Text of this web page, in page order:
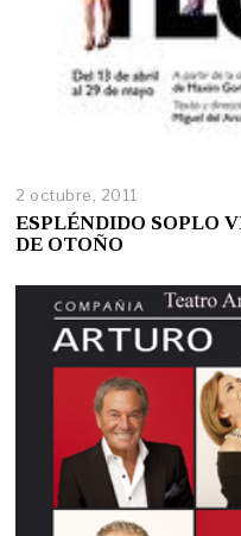
2 octubre, 2011
ESPLÉNDIDO SOPLO
DE OTOÑO